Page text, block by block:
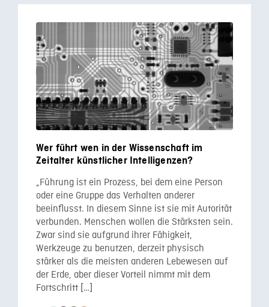
Wer führt wen in der Wissenschaft im
Zeitalter künstlicher Intelligenzen?
„Führung ist ein Prozess, bei dem eine Person
oder eine Gruppe das Verhalten anderer
beeinflusst. In diesem Sinne ist sie mit Autorität
verbunden. Menschen wollen die Stärksten sein.
Zwar sind sie aufgrund ihrer Fähigkeit,
Werkzeuge zu benutzen, derzeit physisch
stärker als die meisten anderen Lebewesen auf
der Erde, aber dieser Vorteil nimmt mit dem
Fortschritt […]